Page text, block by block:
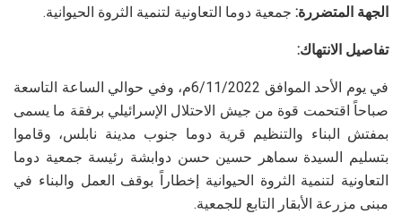
الجهة المتضررة: جمعية دوما التعاونية لتنمية الثروة الحيوانية.
تفاصيل الانتهاك:
في يوم الأحد الموافق 6/11/2022م، وفي حوالي الساعة التاسعة
صباحاً اقتحمت قوة من جيش الاحتلال الإسرائيلي برفقة ما يسمى
بمفتش البناء والتنظيم قرية دوما جنوب مدينة نابلس، وقاموا
بتسليم السيدة سماهر حسين حسن دوابشة رئيسة جمعية دوما
التعاونية لتنمية الثروة الحيوانية إخطاراً بوقف العمل والبناء في
مبنى مزرعة الأبقار التابع للجمعية.